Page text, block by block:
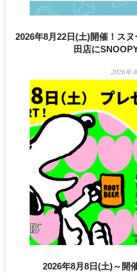
2026年8月22日(土)開催！ス
田店に
2026年
2026年8月8日(土)～開